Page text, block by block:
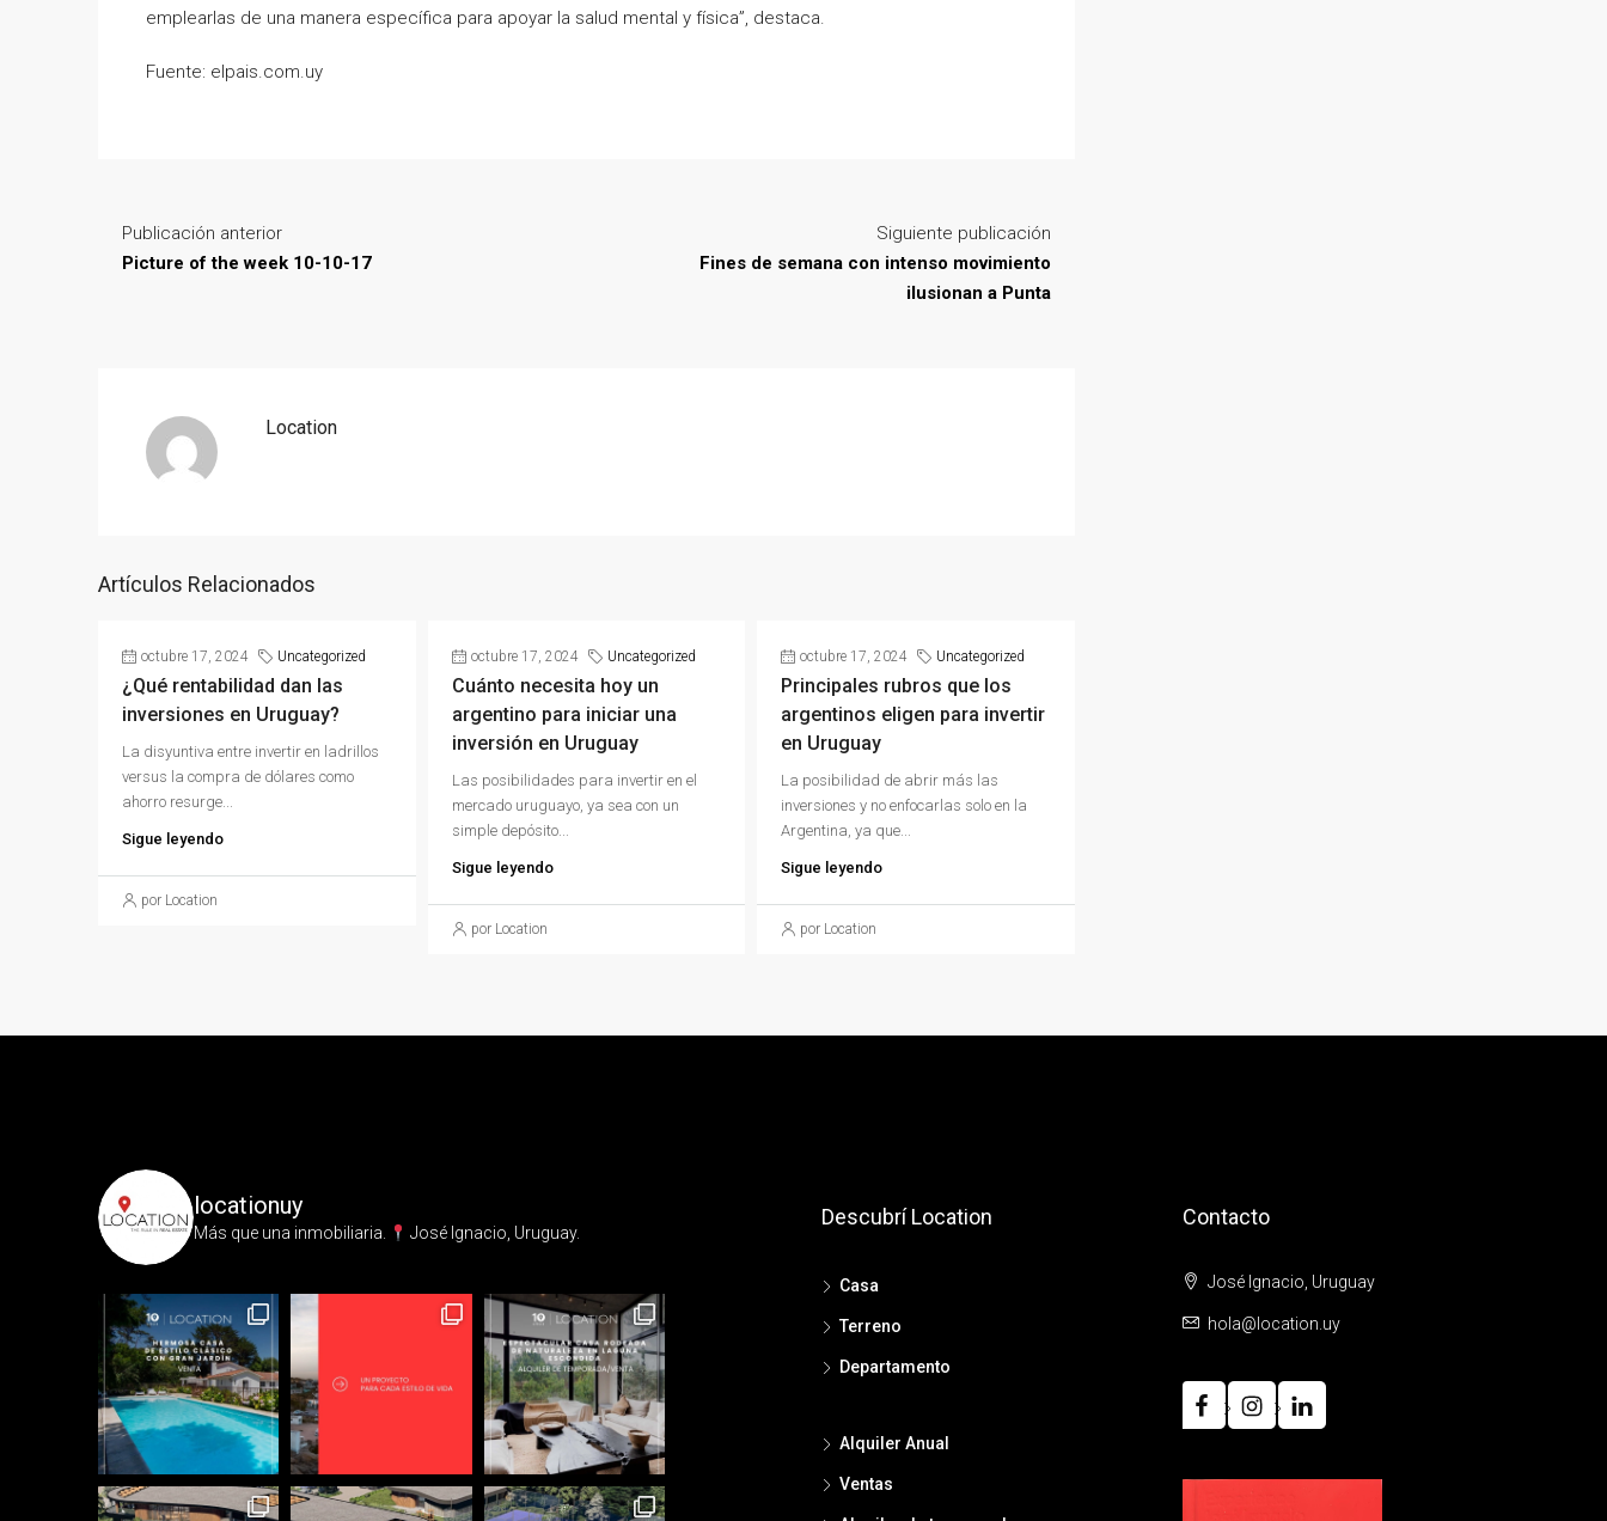
emplearlas de una manera específica para apoyar la salud mental y física”, destaca.
Fuente: elpais.com.uy
Publicación anterior
Picture of the week 10-10-17
Siguiente publicación
Fines de semana con intenso movimiento
ilusionan a Punta
Location
Artículos Relacionados
octubre 17, 2024 Uncategorized
¿Qué rentabilidad dan las
inversiones en Uruguay?
La disyuntiva entre invertir en ladrillos
versus la compra de dólares como
ahorro resurge...
Sigue leyendo
por Location
octubre 17, 2024 Uncategorized
Cuánto necesita hoy un
argentino para iniciar una
inversión en Uruguay
Las posibilidades para invertir en el
mercado uruguayo, ya sea con un
simple depósito...
Sigue leyendo
por Location
octubre 17, 2024 Uncategorized
Principales rubros que los
argentinos eligen para invertir
en Uruguay
La posibilidad de abrir más las
inversiones y no enfocarlas solo en la
Argentina, ya que...
Sigue leyendo
por Location
locationuy
Más que una inmobiliaria.⁣ José Ignacio, Uruguay.
Descubrí Location
Casa
Terreno
Departamento
Alquiler Anual
Ventas
Contacto
José Ignacio, Uruguay
hola@location.uy